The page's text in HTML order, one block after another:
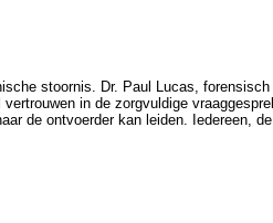
stoornis. Dr. Paul Lucas,
in de zorgvuldige
de ontvoerder kan leiden. Iedereen,